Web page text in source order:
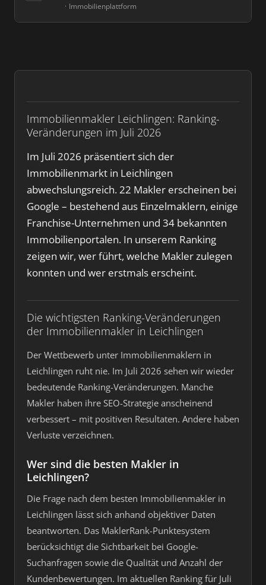
Immobilienmakler Leichlingen: Ranking-
Veränderungen im Juli 2026
Im Juli 2026 präsentiert sich der
Immobilienmarkt in Leichlingen
abwechslungsreich. 22 Makler erscheinen bei
Google – bestehend aus Einzelmaklern, einige
Franchise-Unternehmen und 34 bekannten
Immobilienportalen. In unserem Ranking
zeigen wir, wer führt, welche Makler zulegen
konnten und wer erstmals erscheint.
Die wichtigsten Ranking-Veränderungen
der Immobilienmakler in Leichlingen
Der Wettbewerb unter Immobilienmaklern in
Leichlingen ruht nie. Im Juli 2026 sehen wir wieder
bedeutende Ranking-Veränderungen. Manche
Makler haben ihre SEO-Strategie anscheinend
verbessert – mit positiven Resultaten. Andere haben
Verluste verzeichnen.
Wer sind die besten Makler in
Leichlingen?
Die Frage nach dem besten Immobilienmakler in
Leichlingen lässt sich anhand objektiver Daten
beantworten. Das MaklerRank-Punktesystem
berücksichtigt die Sichtbarkeit bei Google-
Suchanfragen sowie die Qualität und Anzahl der
Kundenbewertungen. Im aktuellen Ranking für Juli
Immobilienplattform